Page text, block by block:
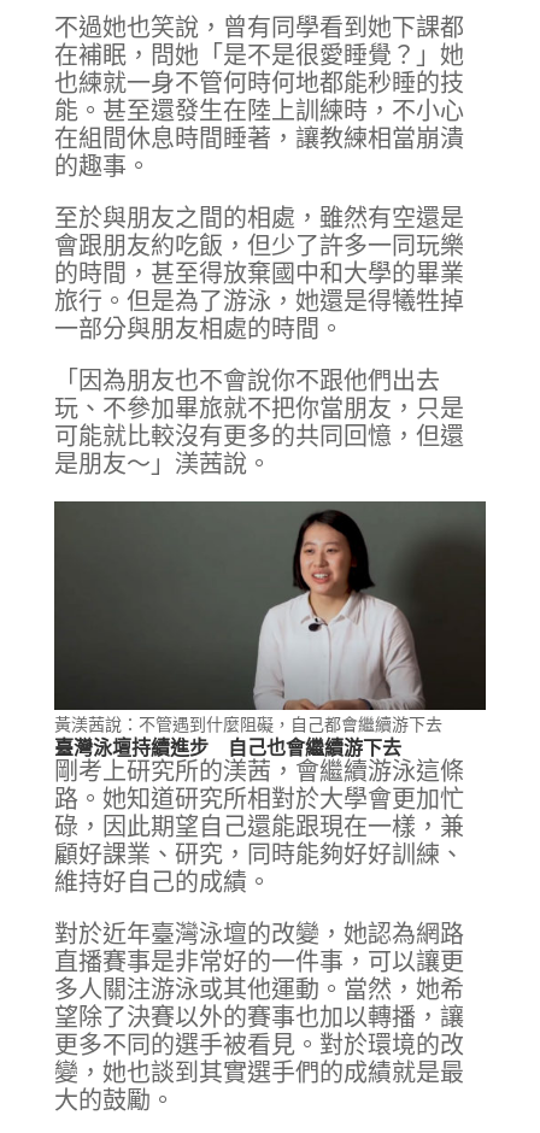
不過她也笑說，曾有同學看到她下課都
在補眠，問她「是不是很愛睡覺？」她
也練就一身不管何時何地都能秒睡的技
能。甚至還發生在陸上訓練時，不小心
在組間休息時間睡著，讓教練相當崩潰
的趣事。
至於與朋友之間的相處，雖然有空還是
會跟朋友約吃飯，但少了許多一同玩樂
的時間，甚至得放棄國中和大學的畢業
旅行。但是為了游泳，她還是得犧牲掉
一部分與朋友相處的時間。
「因為朋友也不會說你不跟他們出去
玩、不參加畢旅就不把你當朋友，只是
可能就比較沒有更多的共同回憶，但還
是朋友～」渼茜說。
黃渼茜說：不管遇到什麼阻礙，自己都會繼續游下去
臺灣泳壇持續進步 自己也會繼續游下去
剛考上研究所的渼茜，會繼續游泳這條
路。她知道研究所相對於大學會更加忙
碌，因此期望自己還能跟現在一樣，兼
顧好課業、研究，同時能夠好好訓練、
維持好自己的成績。
對於近年臺灣泳壇的改變，她認為網路
直播賽事是非常好的一件事，可以讓更
多人關注游泳或其他運動。當然，她希
望除了決賽以外的賽事也加以轉播，讓
更多不同的選手被看見。對於環境的改
變，她也談到其實選手們的成績就是最
大的鼓勵。